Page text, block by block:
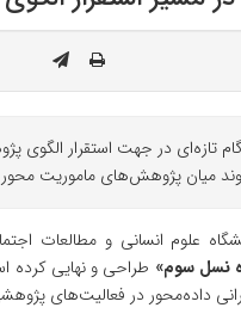
تازه‌ای در جهت استقرار
میان پژوهش‌های ماموریت
علوم انسانی و مطالعات
نسل سوم» طراحی و نهایی کرده
داده‌محور در فعالیت‌های